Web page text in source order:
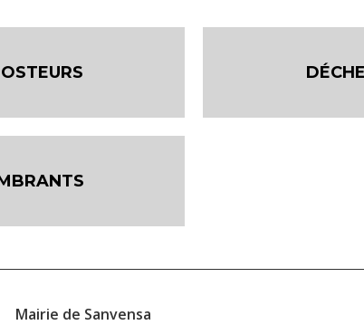
Mairie de Sanvensa